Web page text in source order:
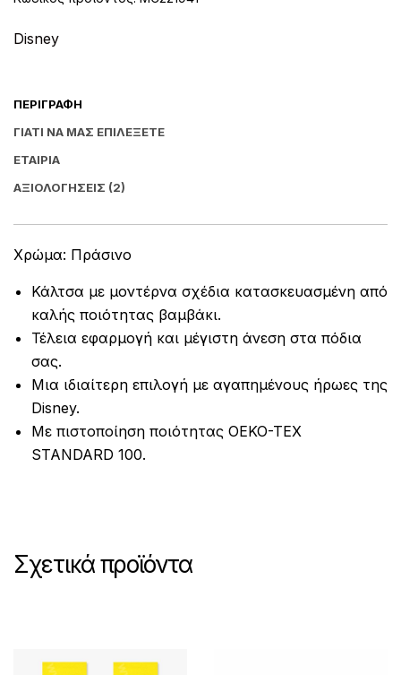
Disney
ΠΕΡΙΓΡΑΦΉ
ΓΙΑΤΊ ΝΑ ΜΑΣ ΕΠΙΛΈΞΕΤΕ
ΕΤΑΙΡΊΑ
ΑΞΙΟΛΟΓΉΣΕΙΣ (2)
Χρώμα: Πράσινο
Κάλτσα με μοντέρνα σχέδια κατασκευασμένη από
καλής ποιότητας βαμβάκι.
Τέλεια εφαρμογή και μέγιστη άνεση στα πόδια
σας.
Μια ιδιαίτερη επιλογή με αγαπημένους ήρωες της
Disney.
Με πιστοποίηση ποιότητας OEKO-TEX
STANDARD 100.
Σχετικά προϊόντα